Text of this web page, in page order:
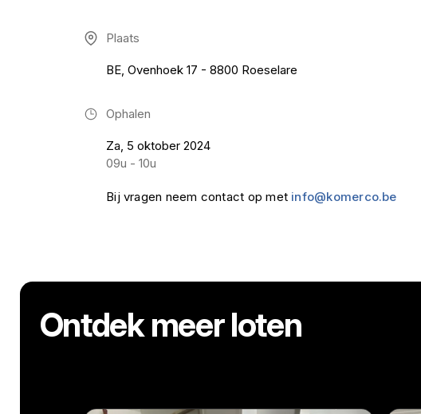
Plaats
BE, Ovenhoek 17 - 8800 Roeselare
Ophalen
Za, 5 oktober 2024
09u - 10u
Bij vragen neem contact op met info@komerco.be
Ontdek meer loten